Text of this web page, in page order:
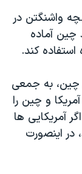
واشنگتن در
چين آماده
کند.
چين، به جمعی
و چين را
آمريکايی ها
اينصورت